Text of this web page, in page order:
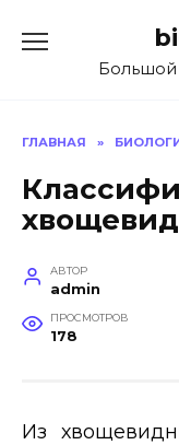
содержанию
ГЛАВНАЯ »
АВТОР
admin
ПРОСМОТРОВ
178
Из